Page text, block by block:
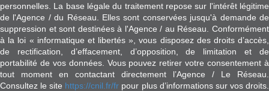
personnelles. La base légale du traitement repose sur l'intérêt légitime
de l'Agence / du Réseau. Elles sont conservées jusqu'à demande de
suppression et sont destinées à l'Agence / au Réseau. Conformément
à la loi « informatique et libertés », vous disposez des droits d’accès,
de rectification, d’effacement, d’opposition, de limitation et de
portabilité de vos données. Vous pouvez retirer votre consentement à
tout moment en contactant directement l’Agence / Le Réseau.
Consultez le site https://cnil.fr/fr pour plus d’informations sur vos droits.